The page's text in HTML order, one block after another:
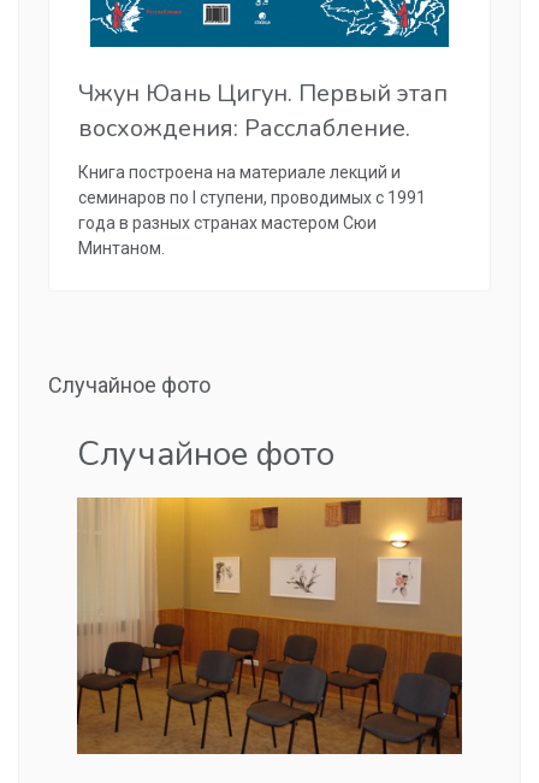
Чжун Юань Цигун. Первый этап
восхождения: Расслабление.
Книга построена на материале лекций и
семинаров по I ступени, проводимых с 1991
года в разных странах мастером Сюи
Минтаном.
Случайное фото
Случайное фото